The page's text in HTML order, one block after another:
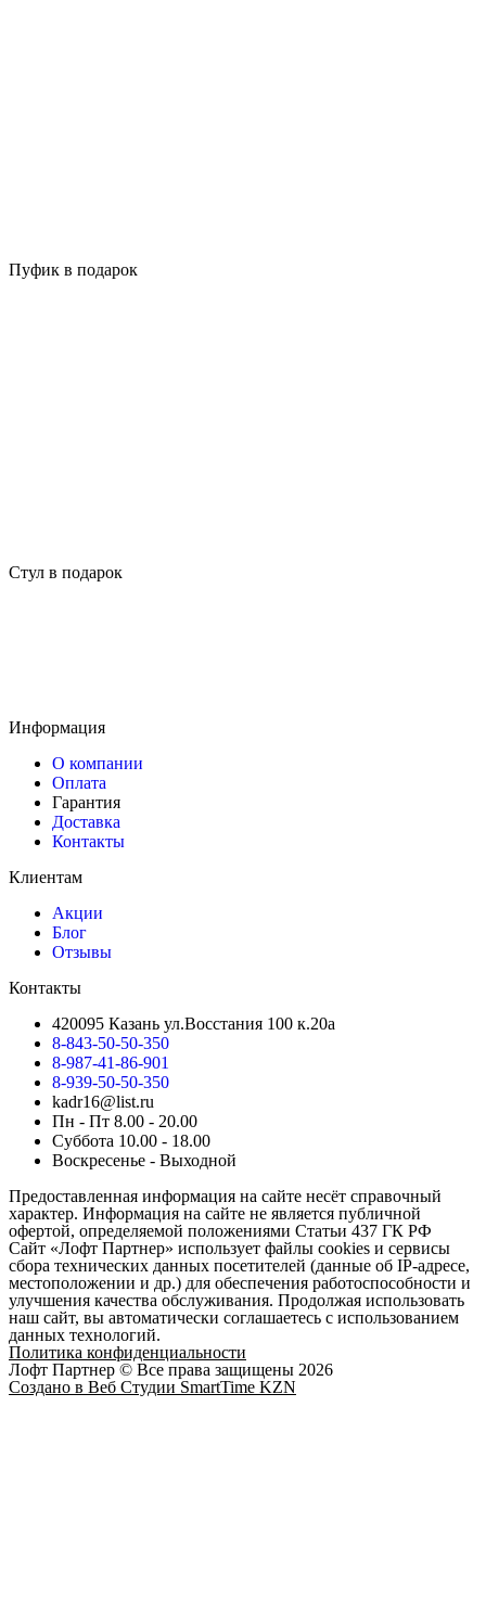
Пуфик в подарок
Стул в подарок
Информация
О компании
Оплата
Гарантия
Доставка
Контакты
Клиентам
Акции
Блог
Отзывы
Контакты
420095 Казань ул.Восстания 100 к.20а
8-843-50-50-350
8-987-41-86-901
8-939-50-50-350
kadr16@list.ru
Пн - Пт 8.00 - 20.00
Суббота 10.00 - 18.00
Воскресенье - Выходной
Предоставленная информация на сайте несёт справочный
характер. Информация на сайте не является публичной
офертой, определяемой положениями Статьи 437 ГК РФ
Сайт «Лофт Партнер» использует файлы cookies и сервисы
сбора технических данных посетителей (данные об IP-адресе,
местоположении и др.) для обеспечения работоспособности и
улучшения качества обслуживания. Продолжая использовать
наш сайт, вы автоматически соглашаетесь с использованием
данных технологий.
Политика конфиденциальности
Лофт Партнер © Все права защищены 2026
Создано в Веб Студии SmartTime KZN